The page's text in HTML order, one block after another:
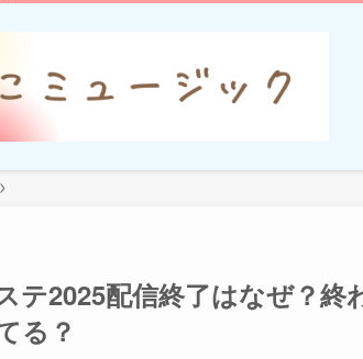
テ2025配信終了はなぜ？終
る？